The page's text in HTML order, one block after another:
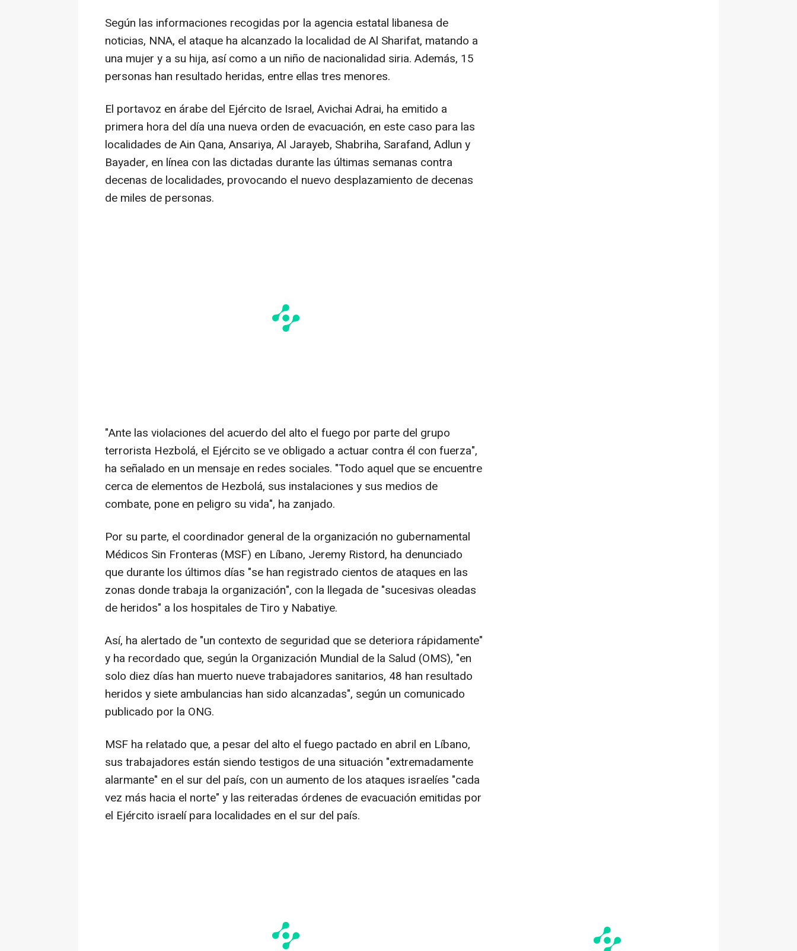
Según las informaciones recogidas por la agencia estatal libanesa de
noticias, NNA, el ataque ha alcanzado la localidad de Al Sharifat, matando a
una mujer y a su hija, así como a un niño de nacionalidad siria. Además, 15
personas han resultado heridas, entre ellas tres menores.
El portavoz en árabe del Ejército de Israel, Avichai Adrai, ha emitido a
primera hora del día una nueva orden de evacuación, en este caso para las
localidades de Ain Qana, Ansariya, Al Jarayeb, Shabriha, Sarafand, Adlun y
Bayader, en línea con las dictadas durante las últimas semanas contra
decenas de localidades, provocando el nuevo desplazamiento de decenas
de miles de personas.
"Ante las violaciones del acuerdo del alto el fuego por parte del grupo
terrorista Hezbolá, el Ejército se ve obligado a actuar contra él con fuerza",
ha señalado en un mensaje en redes sociales. "Todo aquel que se encuentre
cerca de elementos de Hezbolá, sus instalaciones y sus medios de
combate, pone en peligro su vida", ha zanjado.
Por su parte, el coordinador general de la organización no gubernamental
Médicos Sin Fronteras (MSF) en Líbano, Jeremy Ristord, ha denunciado
que durante los últimos días "se han registrado cientos de ataques en las
zonas donde trabaja la organización", con la llegada de "sucesivas oleadas
de heridos" a los hospitales de Tiro y Nabatiye.
Así, ha alertado de "un contexto de seguridad que se deteriora rápidamente"
y ha recordado que, según la Organización Mundial de la Salud (OMS), "en
solo diez días han muerto nueve trabajadores sanitarios, 48 han resultado
heridos y siete ambulancias han sido alcanzadas", según un comunicado
publicado por la ONG.
MSF ha relatado que, a pesar del alto el fuego pactado en abril en Líbano,
sus trabajadores están siendo testigos de una situación "extremadamente
alarmante" en el sur del país, con un aumento de los ataques israelíes "cada
vez más hacia el norte" y las reiteradas órdenes de evacuación emitidas por
el Ejército israelí para localidades en el sur del país.